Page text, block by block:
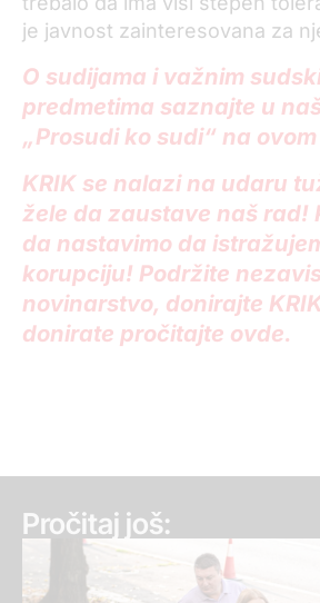
je javnost zainteresovana za
O sudijama i važnim
predmetima saznajte u
„Prosudi ko sudi“ na
KRIK se nalazi na udaru
žele da zaustave naš rad!
da nastavimo da
korupciju! Podržite
novinarstvo, donirajte
donirate pročitajte ovde.
Pročitaj još: